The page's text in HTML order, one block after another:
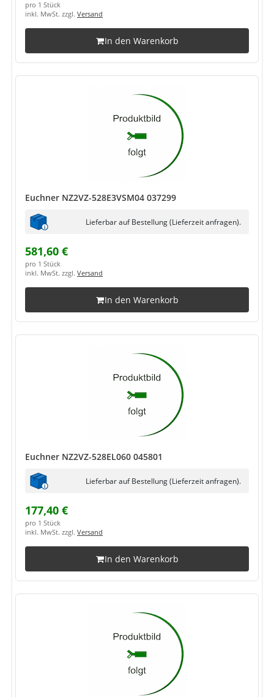
pro 1 Stück
inkl. MwSt. zzgl. Versand
In den Warenkorb
Euchner NZ2VZ-528E3VSM04 037299
Lieferbar auf Bestellung (Lieferzeit anfragen).
581,60 €
pro 1 Stück
inkl. MwSt. zzgl. Versand
In den Warenkorb
Euchner NZ2VZ-528EL060 045801
Lieferbar auf Bestellung (Lieferzeit anfragen).
177,40 €
pro 1 Stück
inkl. MwSt. zzgl. Versand
In den Warenkorb